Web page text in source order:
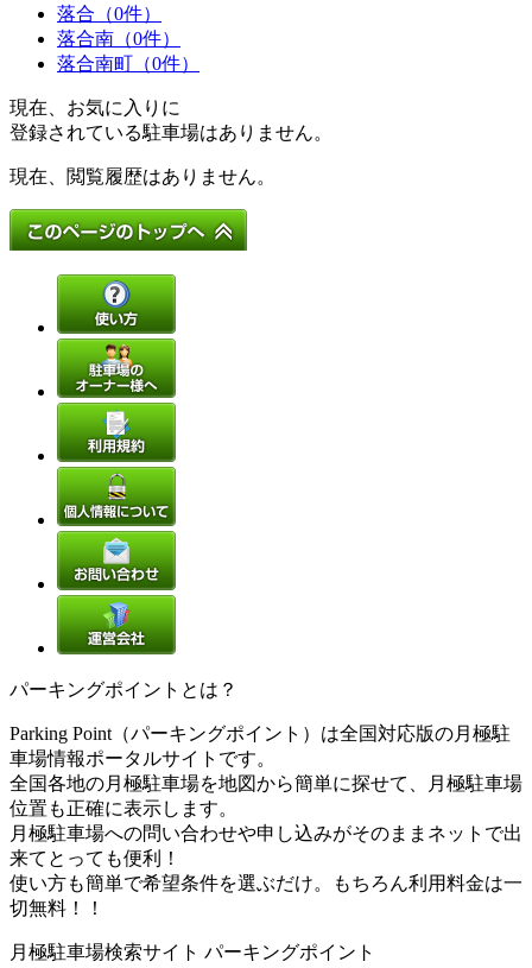
落合（0件）
落合南（0件）
落合南町（0件）
現在、お気に入りに
登録されている駐車場はありません。
現在、閲覧履歴はありません。
パーキングポイントとは？
Parking Point（パーキングポイント）は全国対応版の月極駐
車場情報ポータルサイトです。
全国各地の月極駐車場を地図から簡単に探せて、月極駐車場
位置も正確に表示します。
月極駐車場への問い合わせや申し込みがそのままネットで出
来てとっても便利！
使い方も簡単で希望条件を選ぶだけ。もちろん利用料金は一
切無料！！
月極駐車場検索サイト パーキングポイント